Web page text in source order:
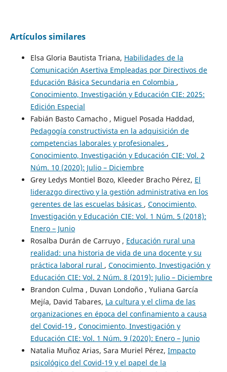
Artículos similares
Elsa Gloria Bautista Triana, Habilidades de la
Comunicación Asertiva Empleadas por Directivos de
Educación Básica Secundaria en Colombia ,
Conocimiento, Investigación y Educación CIE: 2025:
Edición Especial
Fabián Basto Camacho , Miguel Posada Haddad,
Pedagogía constructivista en la adquisición de
competencias laborales y profesionales ,
Conocimiento, Investigación y Educación CIE: Vol. 2
Núm. 10 (2020): Julio – Diciembre
Grey Ledys Montiel Bozo, Kleeder Bracho Pérez, El
liderazgo directivo y la gestión administrativa en los
gerentes de las escuelas básicas , Conocimiento,
Investigación y Educación CIE: Vol. 1 Núm. 5 (2018):
Enero – Junio
Rosalba Durán de Carruyo , Educación rural una
realidad: una historia de vida de una docente y su
práctica laboral rural , Conocimiento, Investigación y
Educación CIE: Vol. 2 Núm. 8 (2019): Julio – Diciembre
Brandon Culma , Duvan Londoño , Yuliana García
Mejía, David Tabares, La cultura y el clima de las
organizaciones en época del confinamiento a causa
del Covid-19 , Conocimiento, Investigación y
Educación CIE: Vol. 1 Núm. 9 (2020): Enero – Junio
Natalia Muñoz Arias, Sara Muriel Pérez, Impacto
psicológico del Covid-19 y el papel de la